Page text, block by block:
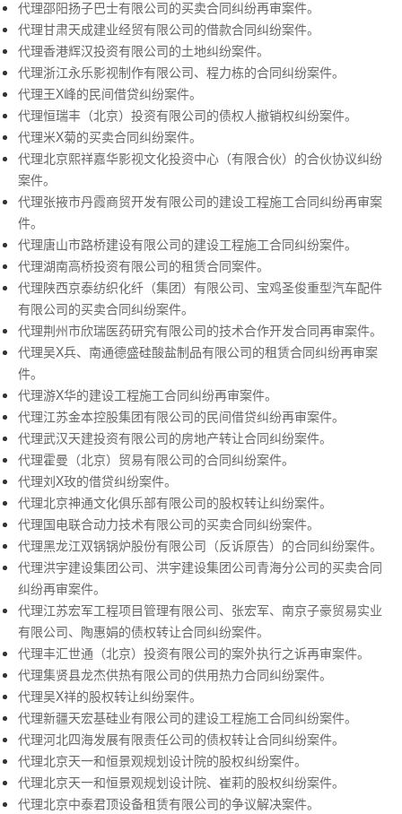
代理邵阳扬子巴士有限公司的买卖合同纠纷再审案件。
代理甘肃天成建业经贸有限公司的借款合同纠纷案件。
代理香港辉汉投资有限公司的土地纠纷案件。
代理浙江永乐影视制作有限公司、程力栋的合同纠纷案件。
代理王X峰的民间借贷纠纷案件。
代理恒瑞丰（北京）投资有限公司的债权人撤销权纠纷案件。
代理米X菊的买卖合同纠纷案件。
代理北京熙祥嘉华影视文化投资中心（有限合伙）的合伙协议纠纷
案件。
代理张掖市丹霞商贸开发有限公司的建设工程施工合同纠纷再审案
件。
代理唐山市路桥建设有限公司的建设工程施工合同纠纷案件。
代理湖南高桥投资有限公司的租赁合同案件。
代理陕西京泰纺织化纤（集团）有限公司、宝鸡圣俊重型汽车配件
有限公司的买卖合同纠纷案件。
代理荆州市欣瑞医药研究有限公司的技术合作开发合同再审案件。
代理吴X兵、南通德盛硅酸盐制品有限公司的租赁合同纠纷再审案
件。
代理游X华的建设工程施工合同纠纷再审案件。
代理江苏金本控股集团有限公司的民间借贷纠纷再审案件。
代理武汉天建投资有限公司的房地产转让合同纠纷案件。
代理霍曼（北京）贸易有限公司的合同纠纷案件。
代理刘X玫的借贷纠纷案件。
代理北京神通文化俱乐部有限公司的股权转让纠纷案件。
代理国电联合动力技术有限公司的买卖合同纠纷案件。
代理黑龙江双锅锅炉股份有限公司（反诉原告）的合同纠纷案件。
代理洪宇建设集团公司、洪宇建设集团公司青海分公司的买卖合同
纠纷再审案件。
代理江苏宏军工程项目管理有限公司、张宏军、南京子豪贸易实业
有限公司、陶惠娟的债权转让合同纠纷案件。
代理丰汇世通（北京）投资有限公司的案外执行之诉再审案件。
代理集贤县龙杰供热有限公司的供用热力合同纠纷案件。
代理吴X祥的股权转让纠纷案件。
代理新疆天宏基硅业有限公司的建设工程施工合同纠纷案件。
代理河北四海发展有限责任公司的债权转让合同纠纷案件。
代理北京天一和恒景观规划设计院的股权纠纷案件。
代理北京天一和恒景观规划设计院、崔莉的股权纠纷案件。
代理北京中泰君顶设备租赁有限公司的争议解决案件。